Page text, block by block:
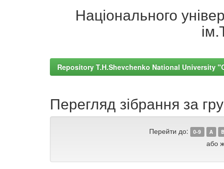
Національного
Repository T.H.Shevchenko National University
Перегляд зібрання за
Перейти до: 0-9 A B
або